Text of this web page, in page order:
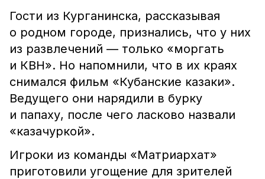
Гости из Курганинска, рассказывая
о родном городе, признались, что у них
из развлечений — только «моргать
и КВН». Но напомнили, что в их краях
снимался фильм «Кубанские казаки».
Ведущего они нарядили в бурку
и папаху, после чего ласково назвали
«казачуркой».
Игроки из команды «Матриархат»
приготовили угощение для зрителей